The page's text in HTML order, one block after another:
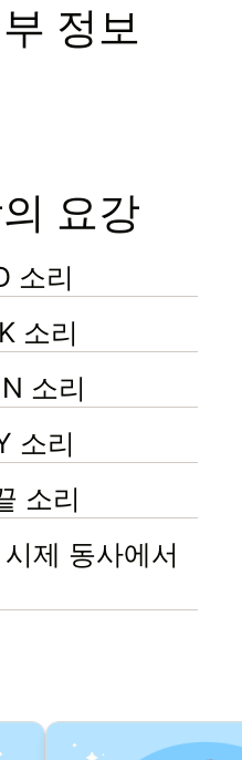
정보
요강
소리
소리
소리
소리
소리
제 동사에서